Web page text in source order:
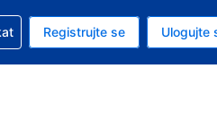
dolar
Srpskom
sa rezervacijom
Registrujte se Ulogujte